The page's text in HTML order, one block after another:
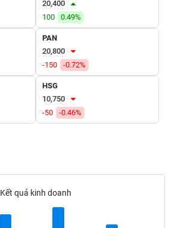
20,400
100
0.49%
PAN
20,800
-150
-0.72%
HSG
10,750
-50
-0.46%
Kết quả kinh doanh